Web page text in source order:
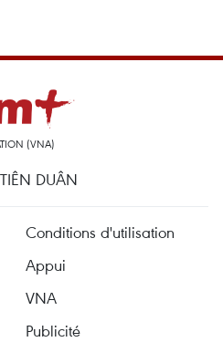
(VNA)
DUÂN
Conditions d'utilisation
Appui
VNA
Publicité